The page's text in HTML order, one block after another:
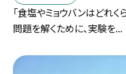
「食塩やミョウバンはどれく
問題を解くために、実験を...